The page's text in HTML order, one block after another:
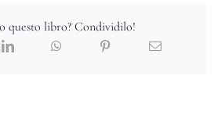
questo libro? Condividilo!